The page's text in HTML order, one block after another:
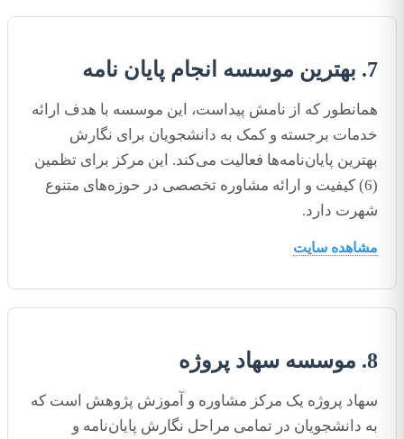
7. بهترین موسسه انجام پایان نامه
همانطور که از نامش پیداست، این موسسه با هدف ارائه
خدمات برجسته و کمک به دانشجویان برای نگارش
بهترین پایان‌نامه‌ها فعالیت می‌کند. این مرکز برای تظمین
(6) کیفیت و ارائه مشاوره تخصصی در حوزه‌های متنوع
شهرت دارد.
مشاهده سایت
8. موسسه سهاد پروژه
سهاد پروژه یک مرکز مشاوره و آموزش پژوهش است که
به دانشجویان در تمامی مراحل نگارش پایان‌نامه و